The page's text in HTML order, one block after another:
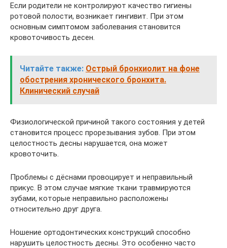
Если родители не контролируют качество гигиены
ротовой полости, возникает гингивит. При этом
основным симптомом заболевания становится
кровоточивость десен.
Читайте также: Острый бронхиолит на фоне
обострения хронического бронхита.
Клинический случай
Физиологической причиной такого состояния у детей
становится процесс прорезывания зубов. При этом
целостность десны нарушается, она может
кровоточить.
Проблемы с дёснами провоцирует и неправильный
прикус. В этом случае мягкие ткани травмируются
зубами, которые неправильно расположены
относительно друг друга.
Ношение ортодонтических конструкций способно
нарушить целостность десны. Это особенно часто